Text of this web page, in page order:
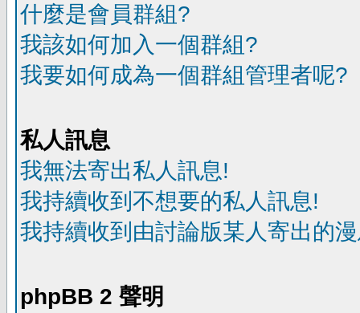
什麼是會員群組?
我該如何加入一個群組?
我要如何成為一個群組管理者呢?
私人訊息
我無法寄出私人訊息!
我持續收到不想要的私人訊息!
我持續收到由討論版某人寄出的
phpBB 2 聲明